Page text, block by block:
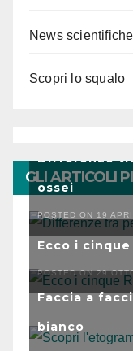
News scientifiche
Scopri lo squalo
GLI ARTICOLI
Differenze
ossei
POSTED ON 19
Ecco i
POSTED ON 29
Faccia a
bianco